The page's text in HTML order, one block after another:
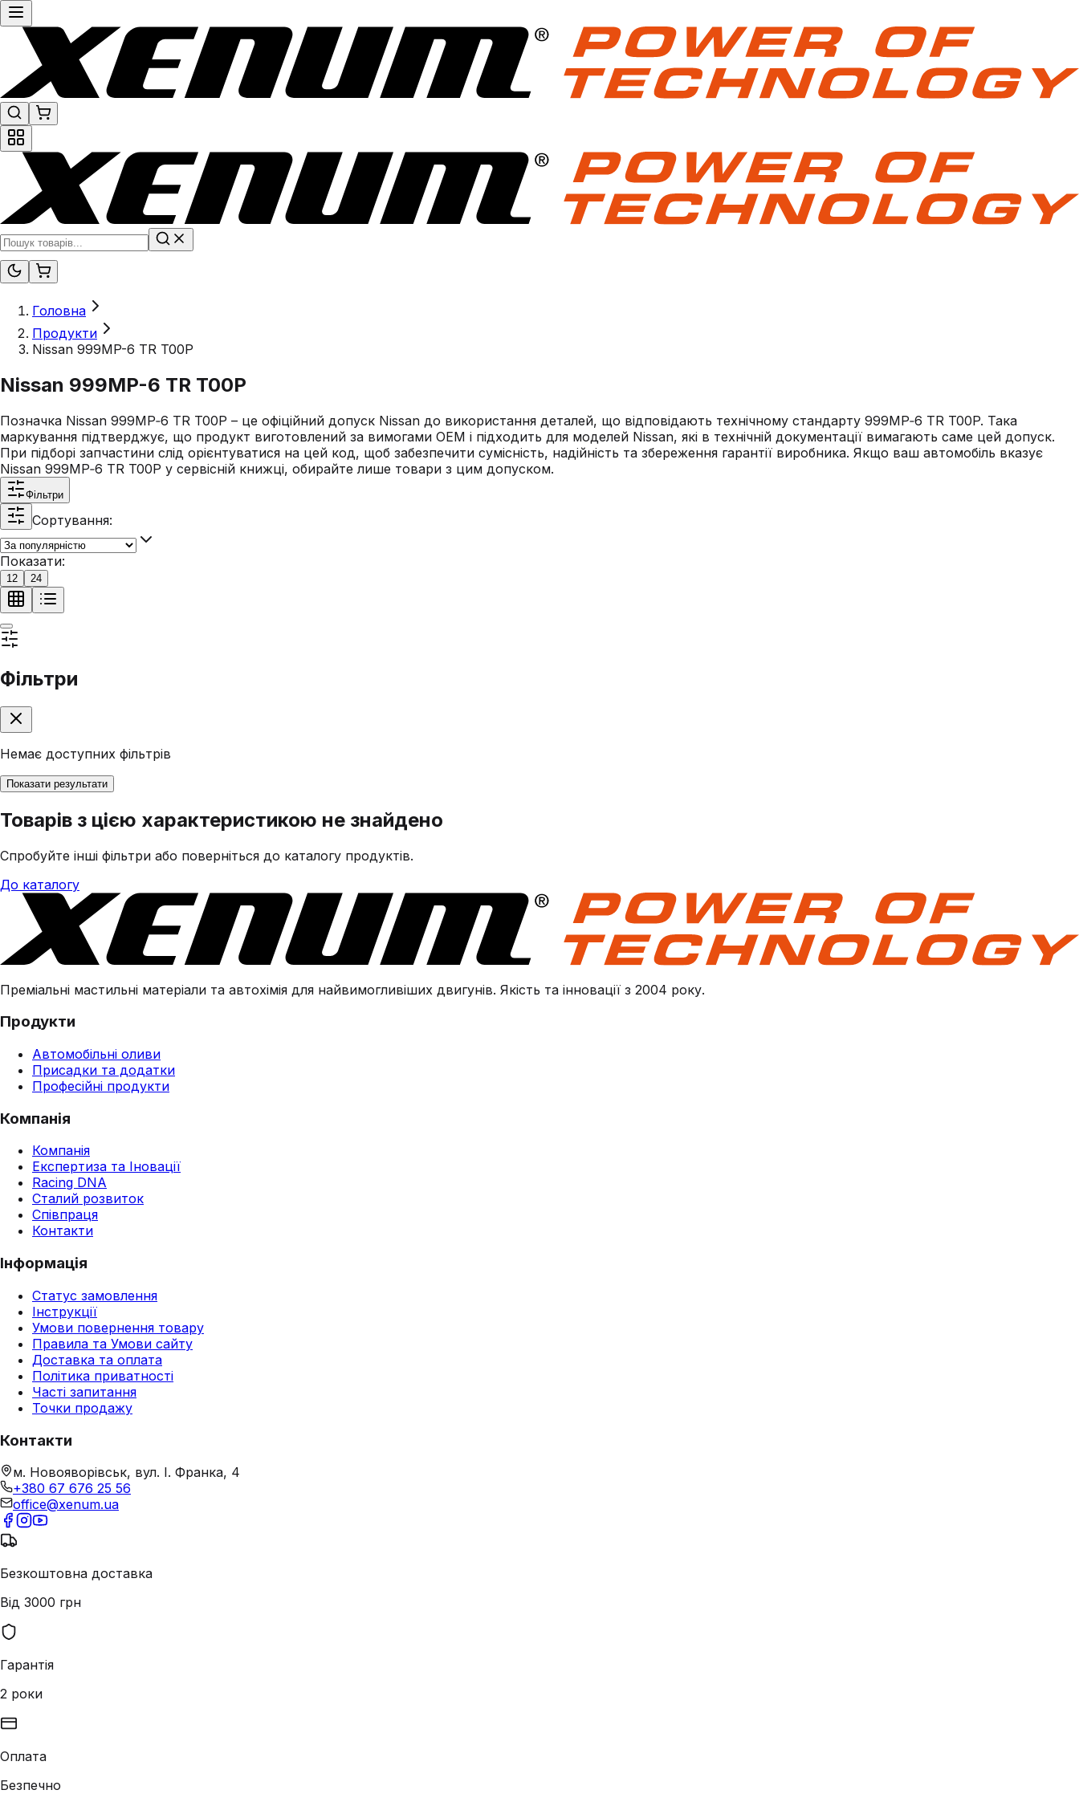
Головна
Продукти
Nissan 999MP-6 TR T00P
Nissan 999MP-6 TR T00P
Позначка Nissan 999MP‑6 TR T00P – це офіційний допуск Nissan до використання деталей, що відповідають технічному стандарту 999MP‑6 TR T00P. Така
маркування підтверджує, що продукт виготовлений за вимогами OEM і підходить для моделей Nissan, які в технічній документації вимагають саме цей допуск.
При підборі запчастини слід орієнтуватися на цей код, щоб забезпечити сумісність, надійність та збереження гарантії виробника. Якщо ваш автомобіль вказує
Nissan 999MP‑6 TR T00P у сервісній книжці, обирайте лише товари з цим допуском.
Фільтри
Сортування:
Показати:
12 24
Фільтри
Немає доступних фільтрів
Показати результати
Товарів з цією характеристикою не знайдено
Спробуйте інші фільтри або поверніться до каталогу продуктів.
До каталогу
Преміальні мастильні матеріали та автохімія для найвимогливіших двигунів. Якість та інновації з 2004 року.
Продукти
Автомобільні оливи
Присадки та додатки
Професійні продукти
Компанія
Компанія
Експертиза та Іновації
Racing DNA
Сталий розвиток
Співпраця
Контакти
Інформація
Статус замовлення
Інструкції
Умови повернення товару
Правила та Умови сайту
Доставка та оплата
Політика приватності
Часті запитання
Точки продажу
Контакти
м. Новояворівськ, вул. І. Франка, 4
+380 67 676 25 56
office@xenum.ua
Безкоштовна доставка
Від 3000 грн
Гарантія
2 роки
Оплата
Безпечно